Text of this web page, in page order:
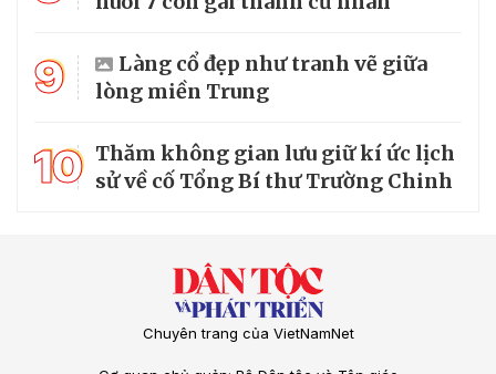
9
Làng cổ đẹp như tranh vẽ giữa
lòng miền Trung
10 Thăm không gian lưu giữ kí ức lịch
sử về cố Tổng Bí thư Trường Chinh
Chuyên trang của VietNamNet